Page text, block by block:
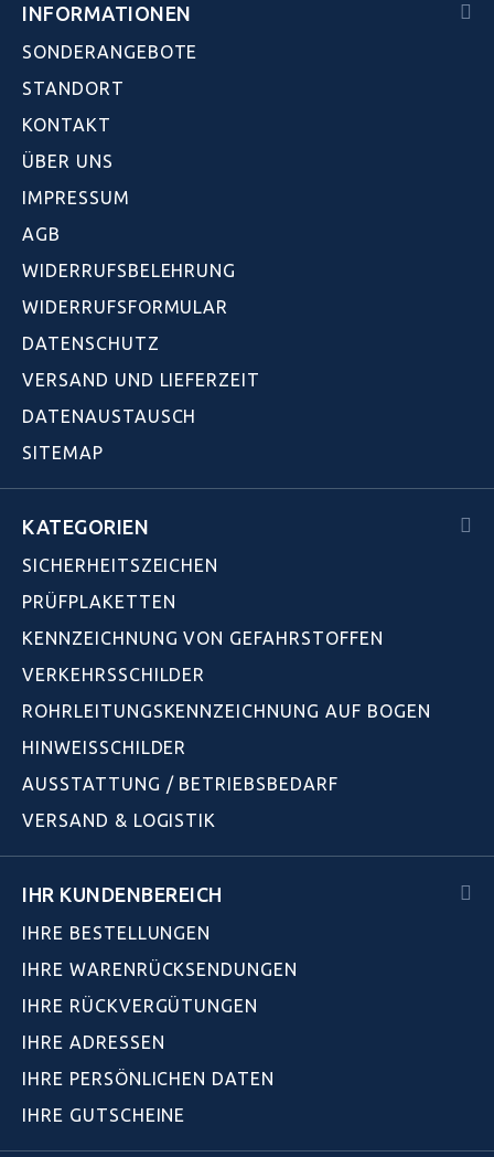
INFORMATIONEN
SONDERANGEBOTE
STANDORT
KONTAKT
ÜBER UNS
IMPRESSUM
AGB
WIDERRUFSBELEHRUNG
WIDERRUFSFORMULAR
DATENSCHUTZ
VERSAND UND LIEFERZEIT
DATENAUSTAUSCH
SITEMAP
KATEGORIEN
SICHERHEITSZEICHEN
PRÜFPLAKETTEN
KENNZEICHNUNG VON GEFAHRSTOFFEN
VERKEHRSSCHILDER
ROHRLEITUNGSKENNZEICHNUNG AUF BOGEN
HINWEISSCHILDER
AUSSTATTUNG / BETRIEBSBEDARF
VERSAND & LOGISTIK
IHR KUNDENBEREICH
IHRE BESTELLUNGEN
IHRE WARENRÜCKSENDUNGEN
IHRE RÜCKVERGÜTUNGEN
IHRE ADRESSEN
IHRE PERSÖNLICHEN DATEN
IHRE GUTSCHEINE